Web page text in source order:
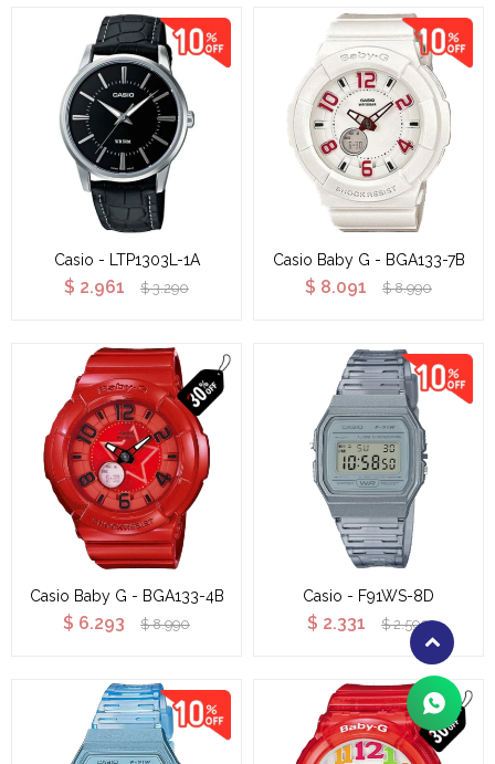
Casio - LTP1303L-1A
$ 2.961 $ 3.290
Casio Baby G - BGA133-7B
$ 8.091 $ 8.990
Casio Baby G - BGA133-4B
$ 6.293 $ 8.990
Casio - F91WS-8D
$ 2.331 $ 2.590